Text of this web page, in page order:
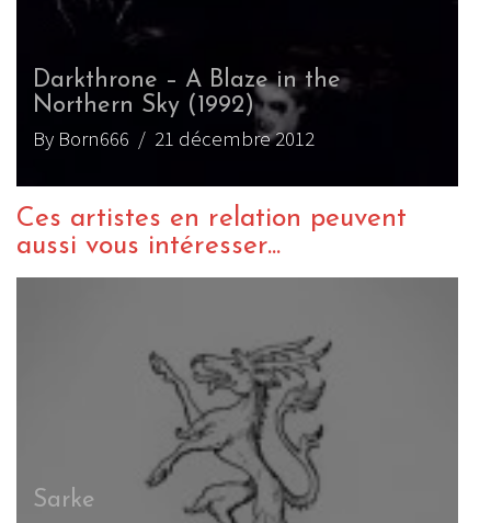
Darkthrone – A Blaze in the
Northern Sky (1992)
By Born666 / 21 décembre 2012
Ces artistes en relation peuvent
aussi vous intéresser...
Sarke